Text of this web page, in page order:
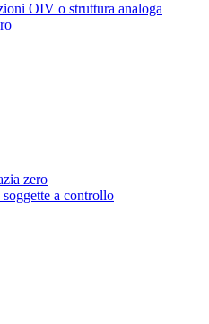
OIV o struttura analoga
zero
a controllo